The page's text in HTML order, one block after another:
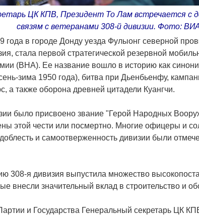
ЦК КПВ, Президент То Лам встречается с
связям с ветеранами 308-й дивизии. Фото:
года в городе Донду уезда Фулыонг северной
стала первой стратегической резервной
(ВНА). Ее название вошло в историю как
зима 1950 года), битва при Дьенбьенфу,
также оборона древней цитадели Куангчи.
было присвоено звание "Герой Народных
этой чести или посмертно. Многие офицеры и
и самоотверженность дивизии были
308-я дивизия выпустила множество
внесли значительный вклад в строительство и
и Государства Генеральный секретарь ЦК